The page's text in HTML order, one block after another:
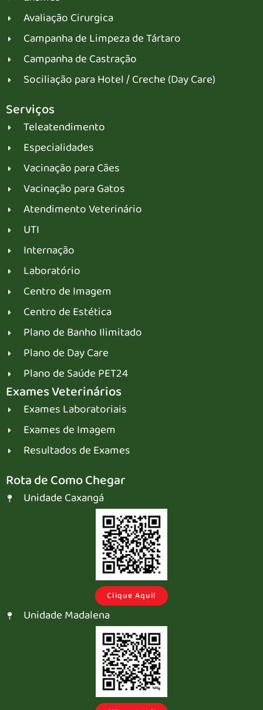
Avaliação Cirurgica
Campanha de Limpeza de Tártaro
Campanha de Castração
Sociliação para Hotel / Creche (Day Care)
Serviços
Teleatendimento
Especialidades
Vacinação para Cães
Vacinação para Gatos
Atendimento Veterinário
UTI
Internação
Laboratório
Centro de Imagem
Centro de Estética
Plano de Banho Ilimitado
Plano de Day Care
Plano de Saúde PET24
Exames Veterinários
Exames Laboratoriais
Exames de Imagem
Resultados de Exames
Rota de Como Chegar
Unidade Caxangá
Clique Aqui!
Unidade Madalena